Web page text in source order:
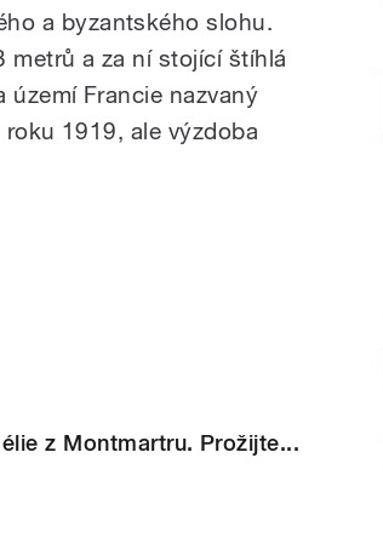
a byzantského slohu.
metrů a za ní stojící štíhlá
území Francie nazvaný
1919, ale výzdoba
z Montmartru. Prožijte...